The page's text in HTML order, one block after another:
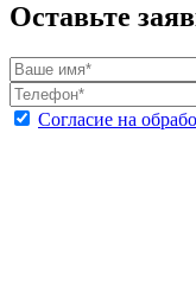
Оставьте
Согласие на